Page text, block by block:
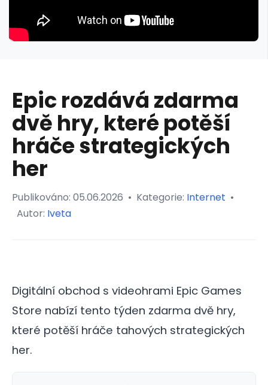
Epic rozdává zdarma
dvě hry, které potěší
hráče strategických
her
Publikováno: 05.06.2026 • Kategorie: Internet •
Autor: Iveta
Digitální obchod s videohrami Epic Games
Store nabízí tento týden zdarma dvě hry,
které potěší hráče tahových strategických
her.